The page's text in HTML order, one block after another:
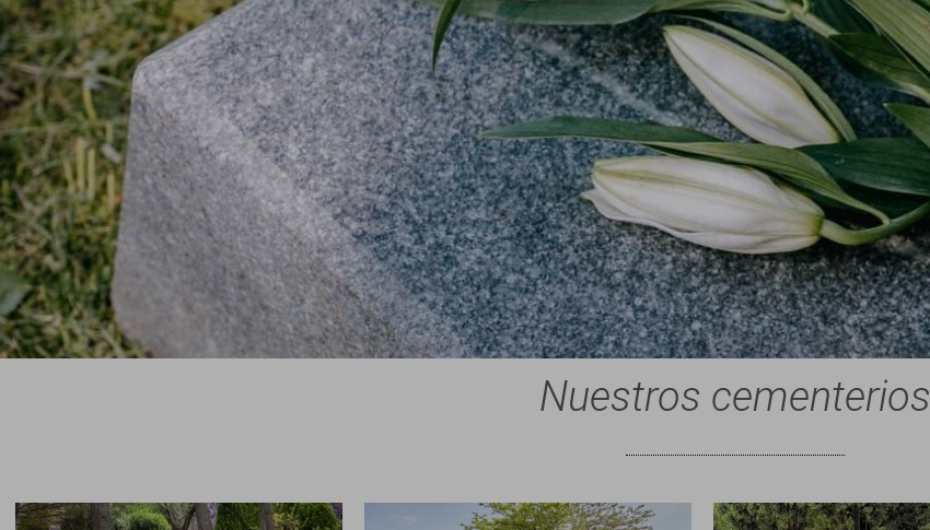
Nuestros cementerios
Imagen Imagen